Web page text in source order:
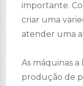
importante.
criar uma
atender uma
As máquinas
produção de